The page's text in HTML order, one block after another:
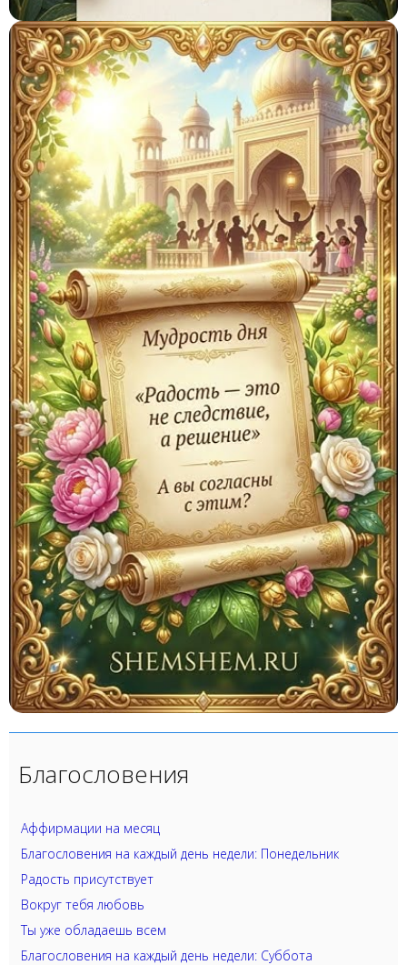
Благословения
Аффирмации на месяц
Благословения на каждый день недели: Понедельник
Радость присутствует
Вокруг тебя любовь
Ты уже обладаешь всем
Благословения на каждый день недели: Суббота